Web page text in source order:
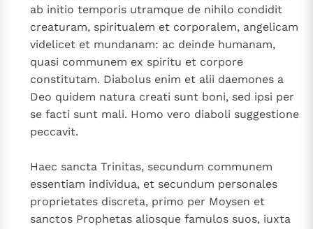
Paus Leo XIV in Pavia: "De stad is zowel een gave als
een taak"
Paus in Pavia: St. Augustinus toont ons de noodzaak om
"naar het innerlijk" toe te keren.
RK Documenten stelt heel veel belangrijke
kerkelijke documenten van de Rooms
Katholieke Kerk in het Nederlands beschikbaar
en is volledig afhankelijk van donaties.
Ik help mee!
ab initio temporis utramque de nihilo condidit
creaturam, spiritualem et corporalem, angelicam
videlicet et mundanam: ac deinde humanam,
quasi communem ex spiritu et corpore
constitutam. Diabolus enim et alii daemones a
Deo quidem natura creati sunt boni, sed ipsi per
se facti sunt mali. Homo vero diaboli suggestione
peccavit.
Haec sancta Trinitas, secundum communem
essentiam individua, et secundum personales
proprietates discreta, primo per Moysen et
sanctos Prophetas aliosque famulos suos, iuxta